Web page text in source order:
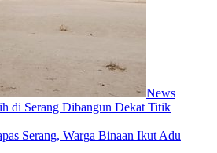
News
di Serang Dibangun Dekat Titik